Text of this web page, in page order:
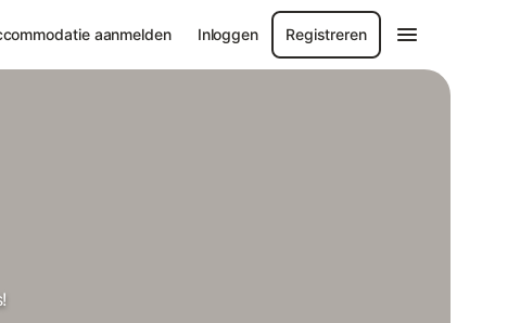
aanmelden Inloggen Registreren